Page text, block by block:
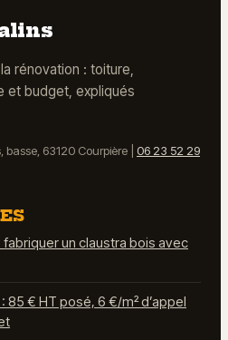
rénovation : toiture,
et budget, expliqués
basse, 63120 Courpière
06 23 52 29
un claustra bois avec
85 € HT posé, 6 €/m² d’appel